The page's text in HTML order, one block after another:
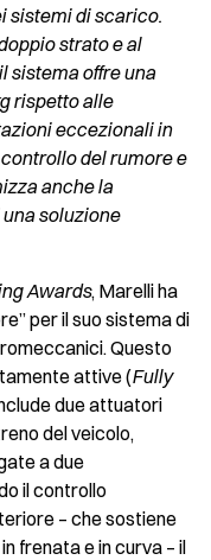
sistemi di scarico.
strato e al
sistema offre una
rispetto alle
eccezionali in
del rumore e
anche la
soluzione
Awards, Marelli ha
per il suo sistema di
Questo
attive (Fully
due attuatori
del veicolo,
a due
il controllo
– che sostiene
frenata e in curva – il